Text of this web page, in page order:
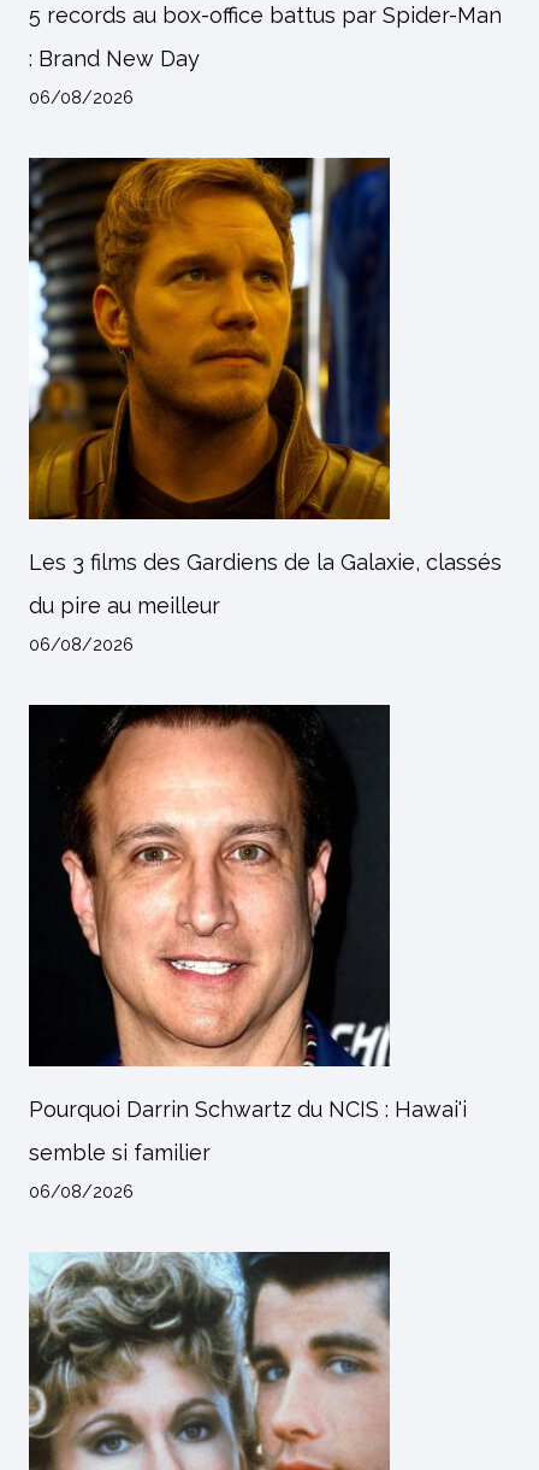
5 records au box-office battus par Spider-Man
: Brand New Day
06/08/2026
Les 3 films des Gardiens de la Galaxie, classés
du pire au meilleur
06/08/2026
Pourquoi Darrin Schwartz du NCIS : Hawai'i
semble si familier
06/08/2026